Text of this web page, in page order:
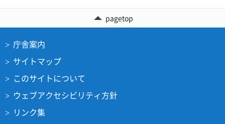
pagetop
庁舎案内
サイトマップ
このサイトについて
ウェブアクセシビリティ方針
リンク集